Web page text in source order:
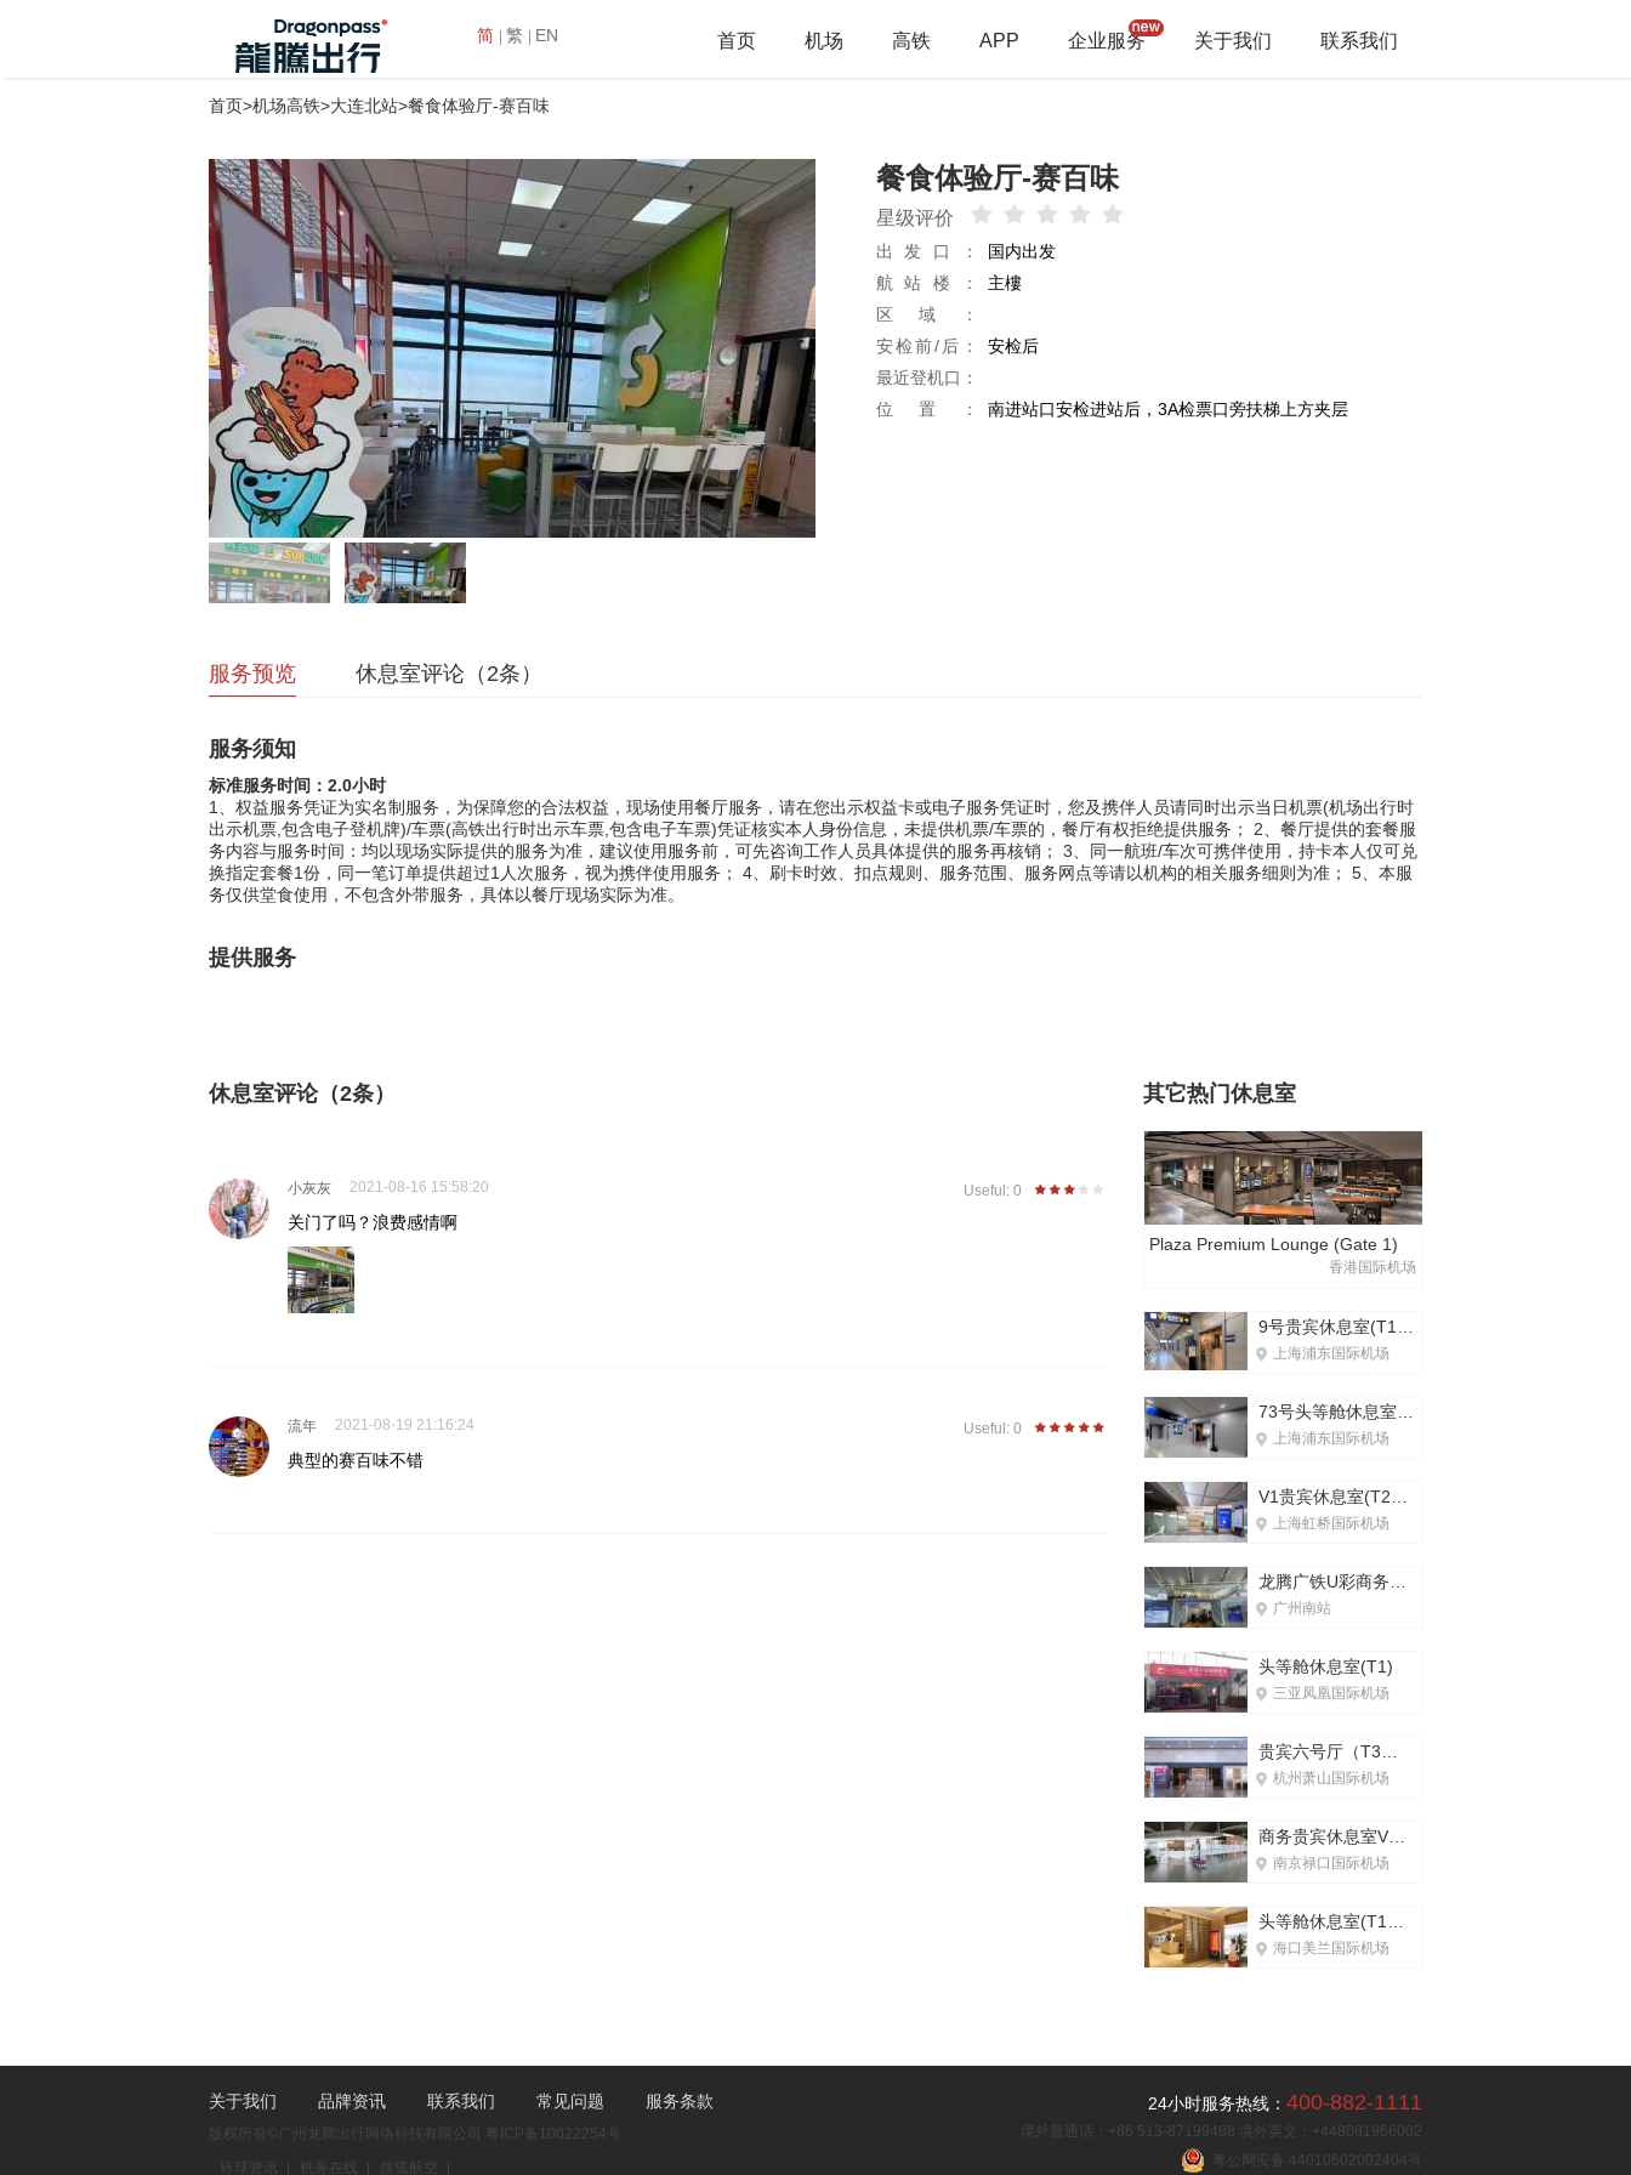
简 繁 EN 首页 机场 高铁 APP 企业服务 关于我们 联系我们
首页>机场高铁>大连北站>餐食体验厅-赛百味
餐食体验厅-赛百味
星级评价
出发口：
国内出发
航站楼：
主樓
区域：
安检前/后：
安检后
最近登机口：
位置：
南进站口安检进站后，3A检票口旁扶梯上方夹层
服务预览 休息室评论（ 2条）
服务须知
标准服务时间：2.0小时
1、权益服务凭证为实名制服务，为保障您的合法权益，现场使用餐厅服务，请在您出示权益卡或电子服务凭证时，您及携伴人员请同时出示当日机票(机场出行时
出示机票,包含电子登机牌)/车票(高铁出行时出示车票,包含电子车票)凭证核实本人身份信息，未提供机票/车票的，餐厅有权拒绝提供服务； 2、餐厅提供的套餐服
务内容与服务时间：均以现场实际提供的服务为准，建议使用服务前，可先咨询工作人员具体提供的服务再核销； 3、同一航班/车次可携伴使用，持卡本人仅可兑
换指定套餐1份，同一笔订单提供超过1人次服务，视为携伴使用服务； 4、刷卡时效、扣点规则、服务范围、服务网点等请以机构的相关服务细则为准； 5、本服
务仅供堂食使用，不包含外带服务，具体以餐厅现场实际为准。
提供服务
休息室评论（2条）
小灰灰 2021-08-16 15:58:20 Useful: 0
关门了吗？浪费感情啊
流年 2021-08-19 21:16:24 Useful: 0
典型的赛百味不错
其它热门休息室
Plaza Premium Lounge (Gate 1)
香港国际机场
上海浦东国际机场
上海浦东国际机场
上海虹桥国际机场
广州南站
头等舱休息室(T1)
三亚凤凰国际机场
杭州萧山国际机场
南京禄口国际机场
海口美兰国际机场
关于我们 品牌资讯 联系我们 常见问题 服务条款
版权所有©广州龙腾出行网络科技有限公司 粤ICP备10022254号
24小时服务热线： 400-882-1111
境外普通话：+86 513-87199488 境外英文：+448081966002
粤公网安备 44010602002404号
环球资讯 机务在线 搜狐航空